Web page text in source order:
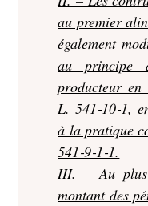
au premier
également
au principe
producteur
L. 541‑10‑1,
à la pratique
541‑9‑1‑1.
III. – Au
montant des